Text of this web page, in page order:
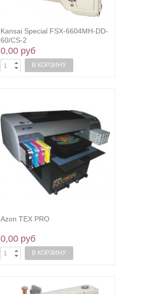
Kansai Special FSX-6604MH-DD-
60/CS-2
0,00 руб
В КОРЗИНУ
Azon TEX PRO
0,00 руб
В КОРЗИНУ